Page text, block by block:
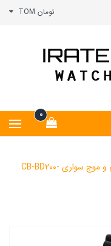
تومان TOM
0
ساعت مچی حرفه ای ورزشی اِسکی، قایق رانی و موج سواری CB-BD200-